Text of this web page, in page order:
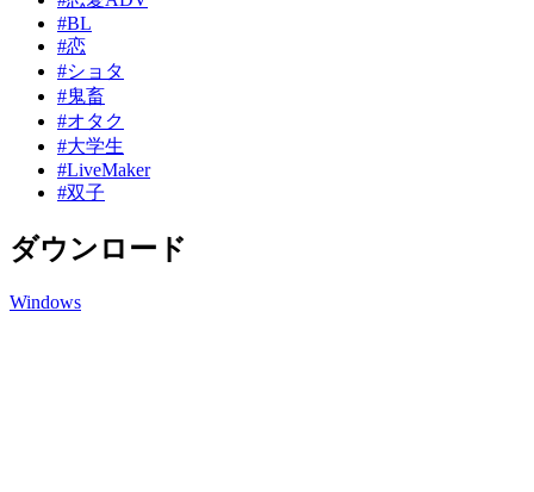
#BL
#恋
#ショタ
#鬼畜
#オタク
#大学生
#LiveMaker
#双子
ダウンロード
Windows